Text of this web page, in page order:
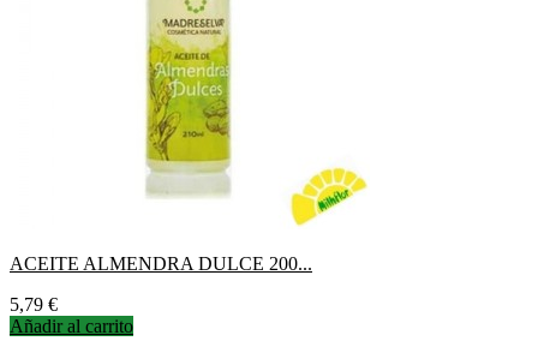
ACEITE ALMENDRA DULCE 200...
Precio
5,79 €
Añadir al carrito